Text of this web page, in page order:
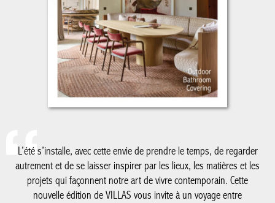
L’été s’installe, avec cette envie de prendre le temps, de regarder
autrement et de se laisser inspirer par les lieux, les matières et les
projets qui façonnent notre art de vivre contemporain. Cette
nouvelle édition de VILLAS vous invite à un voyage entre